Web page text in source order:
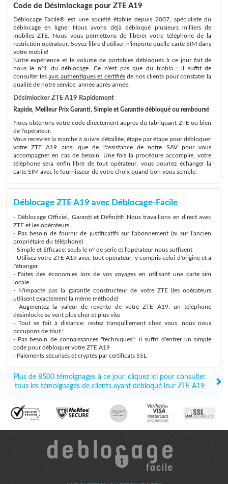
Code de Désimlockage pour ZTE A19
Déblocage Facile® est une société établie depuis 2007, spécialiste du
déblocage en ligne. Nous avons déjà débloqué plusieurs milliers de
mobiles ZTE. Nous vous permettons de libérer votre téléphone de la
restriction opérateur. Soyez libre d'utiliser n'importe quelle carte SIM dans
votre mobile!
Notre expérience et le volume de portables débloqués à ce jour fait de
nous le n°1 du déblocage. Ce n'est pas que du blabla : il suffit de
consulter lesavis authentiques et certifiésde nos clients pour constater la
qualité de notre service, année après année.
Désimlocker ZTE A19 Rapidement
Rapide, Meilleur Prix Garanti, Simple et Garantie débloqué ou remboursé
Nous obtenons votre code directement auprès du fabriquant ZTE ou bien
de l'opérateur.
Vous recevrez la marche à suivre détaillée, étape par étape pour débloquer
votre ZTE A19 ainsi que de l'assistance de notre SAV pour vous
accompagner en cas de besoin. Une fois la procédure accomplie, votre
téléphone sera enfin libre de tout opérateur, vous pourrez échanger la
carte SIM avec le fournisseur de votre choix quand bon vous semble.
Déblocage ZTE A19 avec Déblocage-Facile
- Déblocage Officiel, Garanti et Définitif: Nous travaillons en direct avec
ZTE et les opérateurs
- Pas besoin de fournir de justificatifs sur l'abonnement (ni sur l'ancien
propriétaire du téléphone)
- Simple et Efficace: seuls le n° de série et l'opérateur nous suffisent
- Utilisez votre ZTE A19 avec tout opérateur, y compris celui d'origine et à
l'étranger
- Faites des économies lors de vos voyages en utilisant une carte sim
locale
- N'impacte pas la garantie constructeur de votre ZTE (les opérateurs
utilisent exactement la même méthode)
- Augmentez la valeur de revente de votre ZTE A19: un téléphone
désimlocké se vent plus cher et plus vite
- Tout se fait à distance: restez tranquillement chez vous, nous nous
occupons de tout !
- Pas besoin de connaissances "techniques": il suffit d'entrer un simple
code pour débloquer votre ZTE A19
- Paiements sécurisés et cryptés par certificats SSL
Plus de 8500 témoignages à ce jour, cliquez ici pour consulter
tous les témoignages de clients ayant débloqué leur ZTE A19